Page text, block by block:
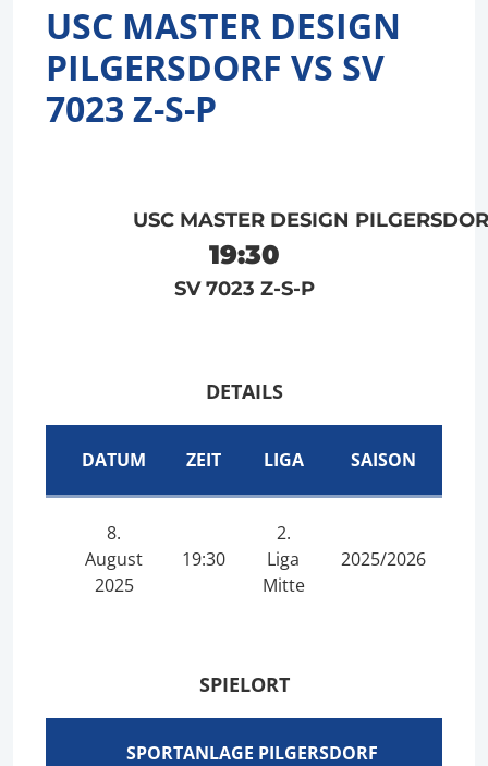
USC MASTER DESIGN
PILGERSDORF VS SV
7023 Z-S-P
USC MASTER DESIGN
19:30
SV 7023 Z-S-P
DETAILS
DATUM ZEIT LIGA SAISON
8.
August
2025
19:30
2.
Liga
Mitte
2025/2026
SPIELORT
SPORTANLAGE PILGERSDORF